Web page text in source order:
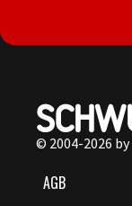
© 2004-2026 by
AGB